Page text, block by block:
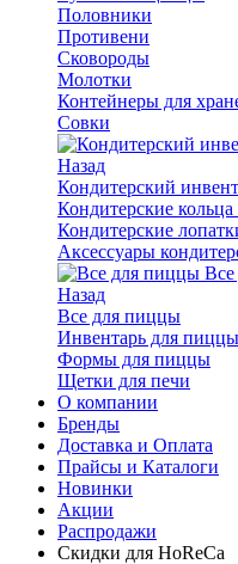
Половники
Противени
Сковороды
Молотки
Контейнеры для
Совки
Назад
Кондитерский
Кондитерские
Кондитерские
Аксессуары
Назад
Все для пиццы
Инвентарь для пиццы
Формы для пиццы
Щетки для печи
О компании
Бренды
Доставка и Оплата
Прайсы и Каталоги
Новинки
Акции
Распродажи
Скидки для HoReCa